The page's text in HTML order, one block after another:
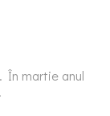
În martie anul